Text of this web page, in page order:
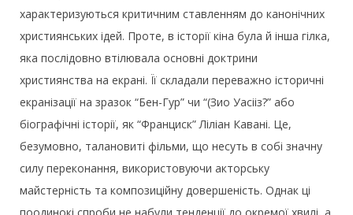
характеризуються критичним ставленням до канонічних
християнських ідей. Проте, в історії кіна була й інша гілка,
яка послідовно втілювала основні доктрини
християнства на екрані. Її складали переважно історичні
екранізації на зразок “Бен-Гур” чи “(Зио Уасііз?” або
біографічні історії, як “Франциск” Ліліан Кавані. Це,
безумовно, талановиті фільми, що несуть в собі значну
силу переконання, використовуючи акторську
майстерність та композиційну довершеність. Однак ці